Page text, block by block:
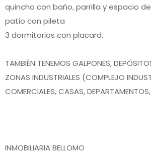
quincho con baño, parrilla y espacio
patio con pileta
3 dormitorios con placard.
TAMBIÉN TENEMOS GALPONES,
ZONAS INDUSTRIALES (COMPLEJO
COMERCIALES, CASAS,
INMOBILIARIA BELLOMO